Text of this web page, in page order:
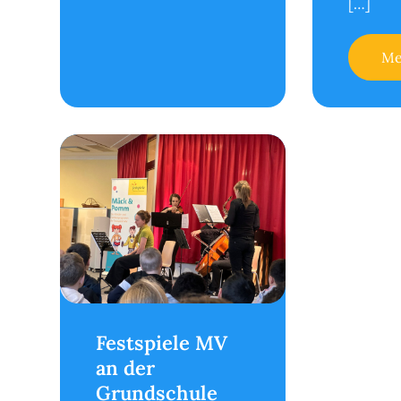
[…]
Festspiele MV
an der
Grundschule